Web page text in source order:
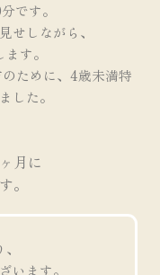
です。
せしながら、
す。
ために、4歳未満特
した。
月に
。
います。